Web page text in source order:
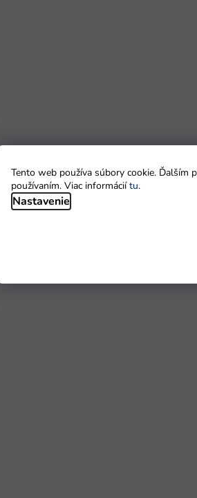
Tento web používa súbory cookie. Ďalším
používaním. Viac informáciítu.
Nastavenie